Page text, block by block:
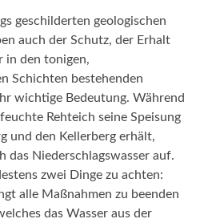
geschilderten geologischen
auch der Schutz, der Erhalt
in den tonigen,
Schichten bestehenden
wichtige Bedeutung. Während
Rehteich seine Speisung
und den Kellerberg erhält,
das Niederschlagswasser auf.
zwei Dinge zu achten:
alle Maßnahmen zu beenden
das Wasser aus der